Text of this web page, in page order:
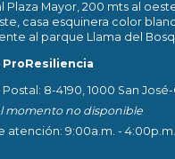
Plaza Mayor, 200 mts al
casa esquinera color
al parque Llama del
8-4190, 1000 San
momento no disponible
atención: 9:00a.m. - 4:00p.m.